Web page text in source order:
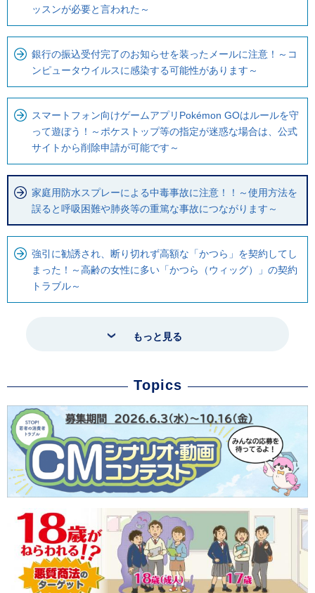
ッスンが必要と言われた～
銀行の振込受付完了のお知らせを装ったメールに注意！～コ
ンピュータウイルスに感染する可能性があります～
スマートフォン向けゲームアプリPokémon GOはルールを守
って遊ぼう！～ポケストップ等の指定が迷惑な場合は、公式
サイトから削除申請が可能です～
家庭用防水スプレーによる中毒事故に注意！！～使用方法を
誤ると呼吸困難や肺炎等の重篤な事故につながります～
強引に勧誘され、断り切れず高額な「かつら」を契約してし
まった！～高齢の女性に多い「かつら（ウィッグ）」の契約
トラブル～
もっと見る
Topics